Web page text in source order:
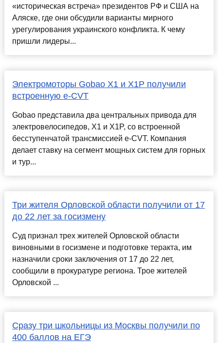
«историческая встреча» президентов РФ и США на
Аляске, где они обсудили варианты мирного
урегулирования украинского конфликта. К чему
пришли лидеры...
Электромоторы Gobao X1 и X1P получили
встроенную e-CVT
Gobao представила два центральных привода для
электровелосипедов, X1 и X1P, со встроенной
бесступенчатой трансмиссией e-CVT. Компания
делает ставку на сегмент мощных систем для горных
и тур...
Три жителя Орловской области получили от 17
до 22 лет за госизмену
Суд признал трех жителей Орловской области
виновными в госизмене и подготовке теракта, им
назначили сроки заключения от 17 до 22 лет,
сообщили в прокуратуре региона. Трое жителей
Орловской ...
Сразу три школьницы из Москвы получили по
400 баллов на ЕГЭ